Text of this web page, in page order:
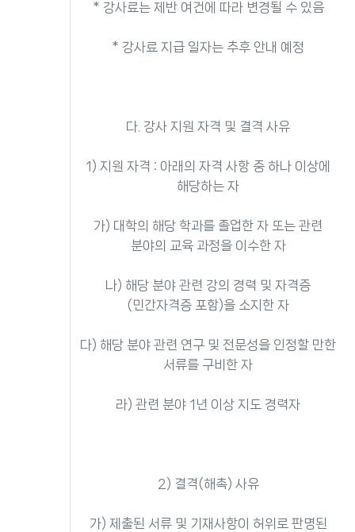
* 강사료는 제반 여건에 따라 변경될 수 있음
* 강사료 지급 일자는 추후 안내 예정
다. 강사 지원 자격 및 결격 사유
1) 지원 자격 : 아래의 자격 사항 중 하나 이상에
해당하는 자
가) 대학의 해당 학과를 졸업한 자 또는 관련
분야의 교육 과정을 이수한 자
나) 해당 분야 관련 강의 경력 및 자격증
(민간자격증 포함)을 소지한 자
다) 해당 분야 관련 연구 및 전문성을 인정할 만한
서류를 구비한 자
라) 관련 분야 1년 이상 지도 경력자
2) 결격(해촉) 사유
가) 제출된 서류 및 기재사항이 허위로 판명된